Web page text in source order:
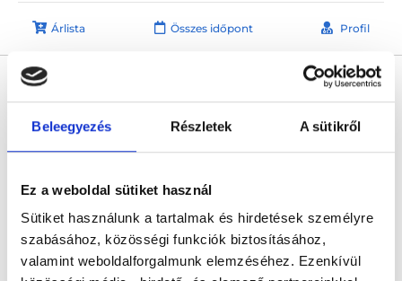
Beleegyezés Részletek A sütikről
Ez a weboldal sütiket használ
Sütiket használunk a tartalmak és hirdetések személyre
szabásához, közösségi funkciók biztosításához,
valamint weboldalforgalmunk elemzéséhez. Ezenkívül
Árlista Összes időpont Profil
Nőgyógyász
126 értékelés
Forlife Uránia Medical Center
Következő időpont: augusztus 18.
Árlista Összes időpont Profil